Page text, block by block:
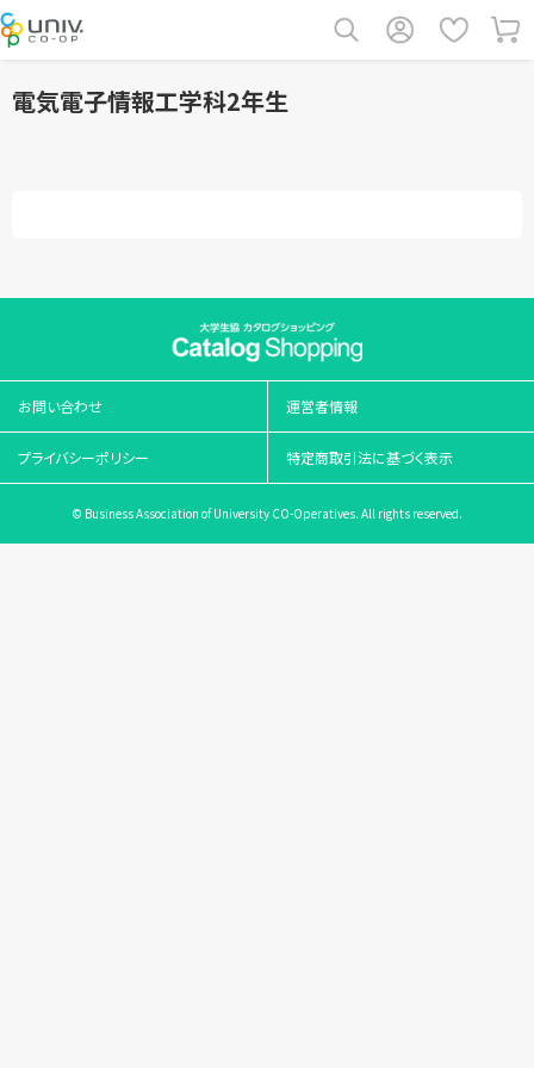
電気電子情報工学科2年生
お問い合わせ 運営者情報
プライバシーポリシー 特定商取引法に基づく表示
© Business Association of University CO-Operatives. All rights reserved.